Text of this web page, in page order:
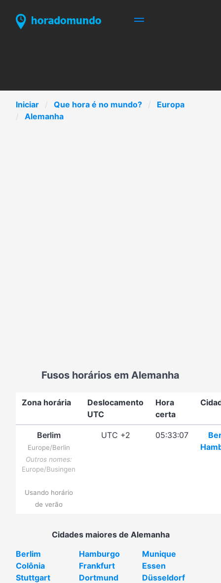
Iniciar Que hora é no mundo?
Europa
Alemanha
Fusos horários em Alemanha
Zona horária
Deslocamento
UTC
Hora
certa
Berlim
Europe/Berlin
Outros nomes:
Europe/Busingen
Usando horário
de verão
UTC +2 05:33:07
Cidades maiores de Alemanha
Berlim
Hamburgo
Munique
Colônia
Frankfurt
Essen
Stuttgart
Dortmund
Düsseldorf